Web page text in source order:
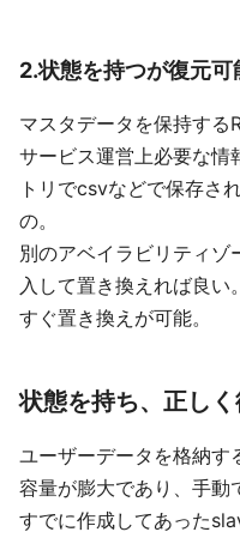
2.状態を持つが復元
マスタデータを保持する
サービス運営上必要な
トリでcsvなどで保存さ
の。
別のアベイラビリティ
入して置き換えれば良い。
すぐ置き換えが可能。
状態を持ち、正し
ユーザーデータを格納す
容量が膨大であり、手動
すでに作成してあった